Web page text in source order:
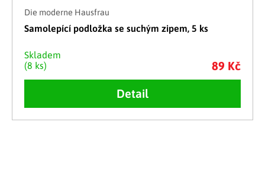
Die moderne Hausfrau
Samolepící podložka se suchým zipem, 5 ks
Skladem
(8 ks)
89 Kč
Detail